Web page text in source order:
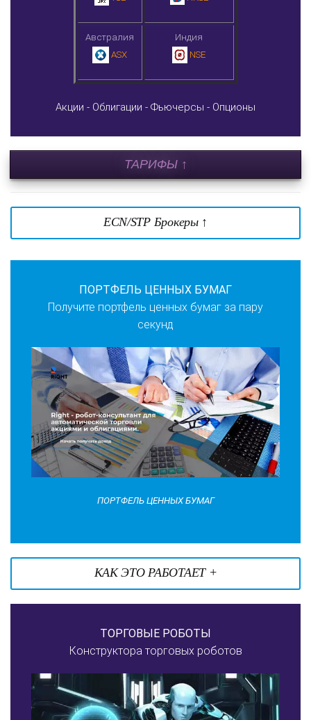
Австралия
ASX
Индия
NSE
Акции - Облигации - Фьючерсы - Опционы
ТАРИФЫ ↑
ECN/STP Брокеры ↑
ПОРТФЕЛЬ ЦЕННЫХ БУМАГ
Получите портфель ценных бумаг за пару
секунд
ПОРТФЕЛЬ ЦЕННЫХ БУМАГ
КАК ЭТО РАБОТАЕТ +
ТОРГОВЫЕ РОБОТЫ
Конструктора торговых роботов